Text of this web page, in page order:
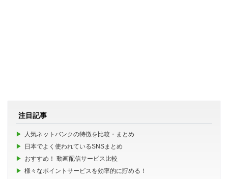
注目記事
人気ネットバンクの特徴を比較・まとめ
日本でよく使われているSNSまとめ
おすすめ！ 動画配信サービス比較
様々なポイントサービスを効率的に貯める！